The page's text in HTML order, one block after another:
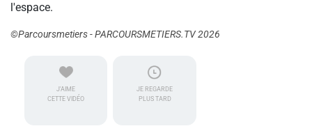
l'espace.
©Parcoursmetiers - PARCOURSMETIERS.TV 2026
J'AIME
CETTE VIDÉO
JE REGARDE
PLUS TARD